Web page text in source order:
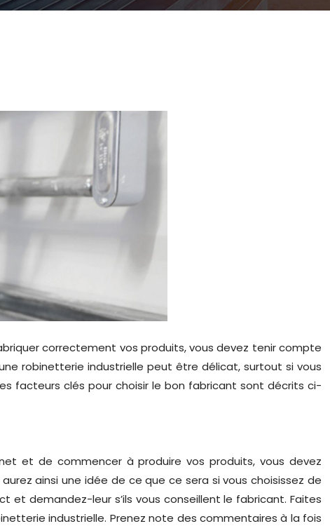
correctement vos produits, vous devez tenir compte
robinetterie industrielle peut être délicat, surtout si vous
facteurs clés pour choisir le bon fabricant sont décrits ci-
et de commencer à produire vos produits, vous devez
ainsi une idée de ce que ce sera si vous choisissez de
et demandez-leur s’ils vous conseillent le fabricant. Faites
industrielle. Prenez note des commentaires à la fois